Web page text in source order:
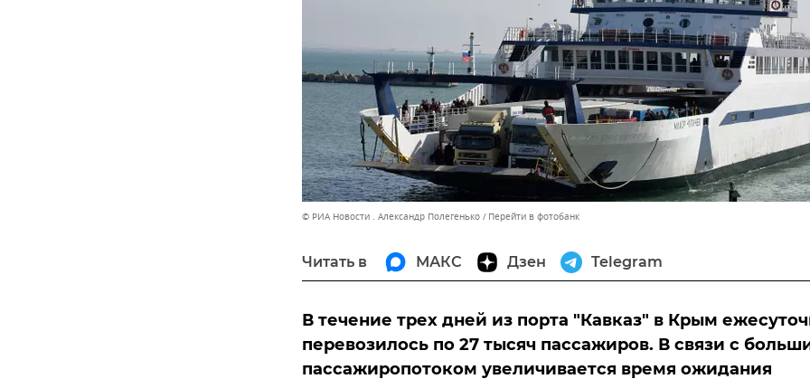
© РИА Новости . Александр Полегенько Перейти в фотобанк
Читать в МАКС Дзен Telegram
В течение трех дней из порта "Кавказ" в Крым
перевозилось по 27 тысяч пассажиров. В связи с
пассажиропотоком увеличивается время ожидания